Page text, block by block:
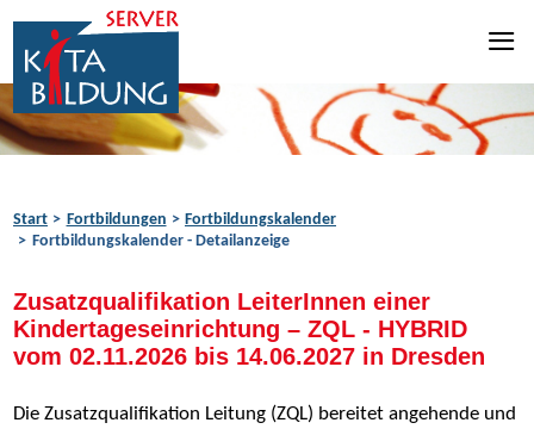
Zum Inhalt springen
Zur Navigation springen
Zum Fußbereich springen
Start Fortbildungen
Fortbildungskalender
Fortbildungskalender - Detailanzeige
Zusatzqualifikation LeiterInnen einer
Kindertageseinrichtung – ZQL - HYBRID
vom 02.11.2026 bis 14.06.2027 in Dresden
Die Zusatzqualifikation Leitung (ZQL) bereitet angehende und